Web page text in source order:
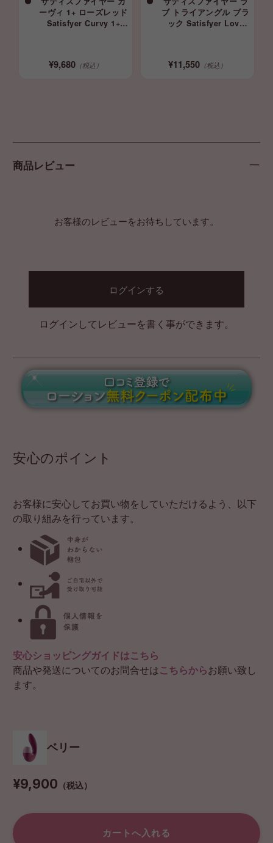
ーヴィ 1+ ローズレッド
Satisfyer Curvy 1+
¥9,680（税込）
ブ トライアングル ブラ
ック Satisfyer Love
¥11,550 （税込）
商品レビュー
お客様のレビューをお待ちしています。
ログインする
ログインしてレビューを書く事ができます。
安心のポイント
お客様に安心してお買い物をしていただけるよう、以下
の取り組みを行っています。
安心ショッピングガイドはこちら
商品や発送についてのお問合せはこちらからお願い致し
ます。
ベリー
¥9,900 （税込）